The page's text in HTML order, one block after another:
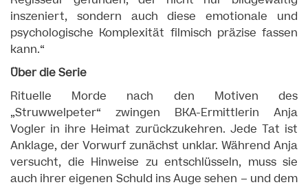
inszeniert, sondern auch diese emotionale und
psychologische Komplexität filmisch präzise fassen
kann.“
Über die Serie
Rituelle Morde nach den Motiven des
„Struwwelpeter“ zwingen BKA-Ermittlerin Anja
Vogler in ihre Heimat zurückzukehren. Jede Tat ist
Anklage, der Vorwurf zunächst unklar. Während Anja
versucht, die Hinweise zu entschlüsseln, muss sie
auch ihrer eigenen Schuld ins Auge sehen – und dem